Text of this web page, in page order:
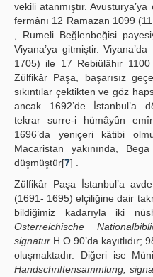
vekili atanmıştır.
fermânı 12 Ramazan 1099
, Rumeli Beğlenbeğisi
Viyana’ya gitmiştir.
1705) ile 17 Rebiülâhir 1100
Zülfikâr Paşa, başarısız
sıkıntılar çektikten ve göz
ancak 1692’de İstanbul’a
tekrar surre-i hümâyûn
1696’da yeniçeri kâtibi
Macaristan yakınında,
düşmüştür[7] .
Zülfikâr Paşa İstanbul’a
(1691- 1695) elçiliğine dair
bildiğimiz kadarıyla iki
Österreichische
signatur H.O.90’da kayıtlıdır;
oluşmaktadır. Diğeri ise
Handschriftensammlung,